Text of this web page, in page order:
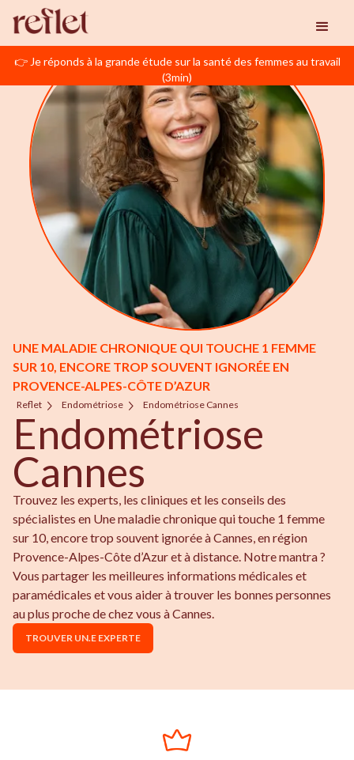
👉 Je réponds à la grande étude sur la santé des femmes au travail
(3min)
UNE MALADIE CHRONIQUE QUI TOUCHE 1 FEMME
SUR 10, ENCORE TROP SOUVENT IGNORÉE EN
PROVENCE-ALPES-CÔTE D’AZUR
Reflet Endométriose Endométriose Cannes
Endométriose
Cannes
Trouvez les experts, les cliniques et les conseils des
spécialistes en Une maladie chronique qui touche 1 femme
sur 10, encore trop souvent ignorée à Cannes, en région
Provence-Alpes-Côte d’Azur et à distance. Notre mantra ?
Vous partager les meilleures informations médicales et
paramédicales et vous aider à trouver les bonnes personnes
au plus proche de chez vous à Cannes.
TROUVER UN.E EXPERTE